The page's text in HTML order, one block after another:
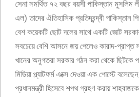
সেনা সমর্থিত ৭২ বছর বয়সী পাকিস্তান
এল) তাদের ঐতিহাসিক প্রতিদ্বন্দ্বী পাকিস্তান
বেশ কয়েকটি ছোট দলের সাথে একটি জোট
সবচেয়ে বেশি আসনে জয় পেলেও কারাদ-প্রাপ্ত
খানের অনুগতরা সরকার গঠন করা থেকে ছিটকে
মিডিয়া প্ল্যাটফর্ম এক্সে দেওয়া এক পোস্টে
প্রধানমন্ত্রী হিসেবে শপথ গ্রহণ করায়